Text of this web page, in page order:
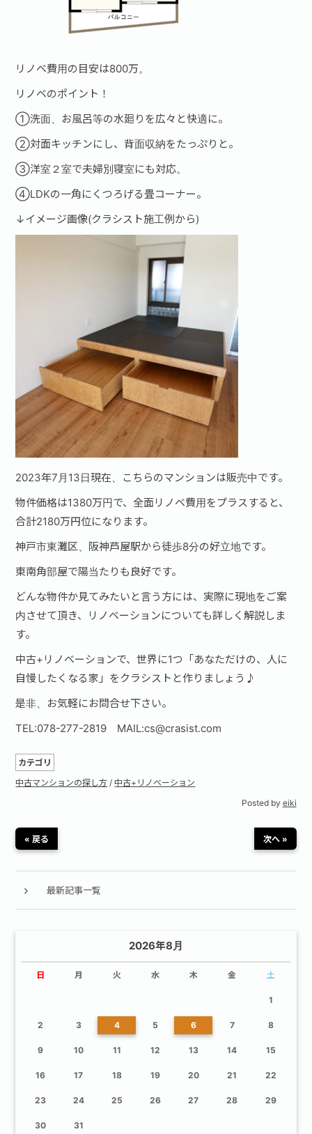
リノベ費用の目安は800万。
リノベのポイント！
①洗面、お風呂等の水廻りを広々と快適に。
②対面キッチンにし、背面収納をたっぷりと。
③洋室２室で夫婦別寝室にも対応。
④LDKの一角にくつろげる畳コーナー。
↓イメージ画像(クラシスト施工例から)
2023年7月13日現在、こちらのマンションは販売中です。
物件価格は1380万円で、全面リノベ費用をプラスすると、
合計2180万円位になります。
神戸市東灘区、阪神芦屋駅から徒歩8分の好立地です。
東南角部屋で陽当たりも良好です。
どんな物件か見てみたいと言う方には、実際に現地をご案
内させて頂き、リノベーションについても詳しく解説しま
す。
中古+リノベーションで、世界に1つ「あなただけの、人に
自慢したくなる家」をクラシストと作りましょう♪
是非、お気軽にお問合せ下さい。
TEL:078-277-2819 MAIL:cs@crasist.com
カテゴリ
中古マンションの探し方 / 中古+リノベーション
Posted by eiki
« 戻る 次へ »
最新記事一覧
2026年8月
日 月 火 水 木 金 土
1
2 3 4 5 6 7 8
9 10 11 12 13 14 15
16 17 18 19 20 21 22
23 24 25 26 27 28 29
30 31